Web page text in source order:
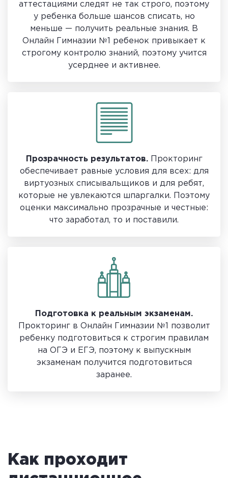
аттестациями следят не так строго, поэтому
у ребенка больше шансов списать, но
меньше — получить реальные знания. В
Онлайн Гимназии №1 ребенок привыкает к
строгому контролю знаний, поэтому учится
усерднее и активнее.
Прозрачность результатов.Прокторинг
обеспечивает равные условия для всех: для
виртуозных списывальщиков и для ребят,
которые не увлекаются шпаргалки. Поэтому
оценки максимально прозрачные и честные:
что заработал, то и поставили.
Подготовка к реальным экзаменам.
Прокторинг в Онлайн Гимназии №1 позволит
ребенку подготовиться к строгим правилам
на ОГЭ и ЕГЭ, поэтому к выпускным
экзаменам получится подготовиться
заранее.
Как проходит